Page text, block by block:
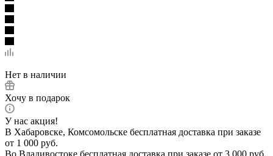
Нет в наличии
Хочу в подарок
У нас акция!
В Хабаровске, Комсомольске бесплатная доставка при заказе
от 1 000 руб.
Во Владивостоке бесплатная доставка при заказе от 3 000 руб.